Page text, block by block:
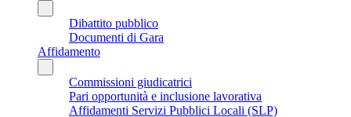
Dibattito pubblico
Documenti di Gara
Affidamento
Commissioni giudicatrici
Pari opportunità e inclusione lavorativa
Affidamenti Servizi Pubblici Locali (SLP)